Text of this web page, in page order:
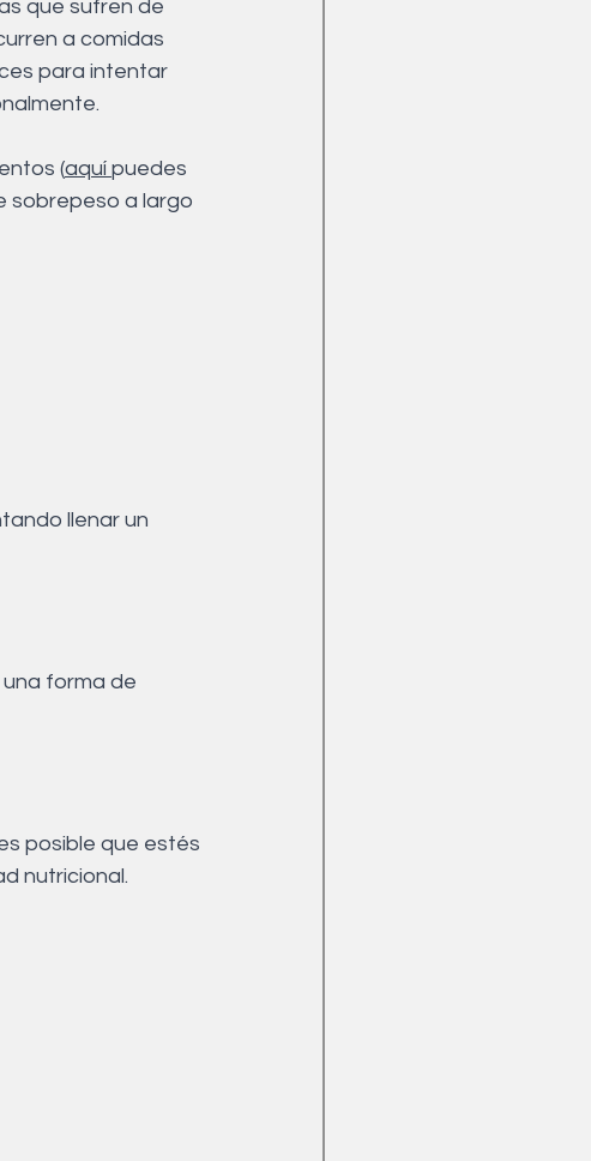
que sufren de
a comidas
para intentar
(aquí puedes
sobrepeso a largo
llenar un
posible que estés
nutricional.